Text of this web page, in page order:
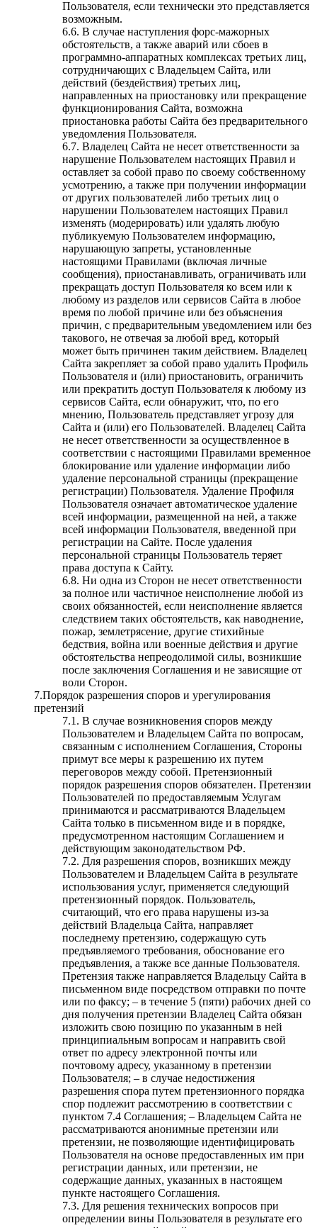
Пользователя, если технически это представляется
возможным.
6.6. В случае наступления форс-мажорных
обстоятельств, а также аварий или сбоев в
программно-аппаратных комплексах третьих лиц,
сотрудничающих с Владельцем Сайта, или
действий (бездействия) третьих лиц,
направленных на приостановку или прекращение
функционирования Сайта, возможна
приостановка работы Сайта без предварительного
уведомления Пользователя.
6.7. Владелец Сайта не несет ответственности за
нарушение Пользователем настоящих Правил и
оставляет за собой право по своему собственному
усмотрению, а также при получении информации
от других пользователей либо третьих лиц о
нарушении Пользователем настоящих Правил
изменять (модерировать) или удалять любую
публикуемую Пользователем информацию,
нарушающую запреты, установленные
настоящими Правилами (включая личные
сообщения), приостанавливать, ограничивать или
прекращать доступ Пользователя ко всем или к
любому из разделов или сервисов Сайта в любое
время по любой причине или без объяснения
причин, с предварительным уведомлением или без
такового, не отвечая за любой вред, который
может быть причинен таким действием. Владелец
Сайта закрепляет за собой право удалить Профиль
Пользователя и (или) приостановить, ограничить
или прекратить доступ Пользователя к любому из
сервисов Сайта, если обнаружит, что, по его
мнению, Пользователь представляет угрозу для
Сайта и (или) его Пользователей. Владелец Сайта
не несет ответственности за осуществленное в
соответствии с настоящими Правилами временное
блокирование или удаление информации либо
удаление персональной страницы (прекращение
регистрации) Пользователя. Удаление Профиля
Пользователя означает автоматическое удаление
всей информации, размещенной на ней, а также
всей информации Пользователя, введенной при
регистрации на Сайте. После удаления
персональной страницы Пользователь теряет
права доступа к Сайту.
6.8. Ни одна из Сторон не несет ответственности
за полное или частичное неисполнение любой из
своих обязанностей, если неисполнение является
следствием таких обстоятельств, как наводнение,
пожар, землетрясение, другие стихийные
бедствия, война или военные действия и другие
обстоятельства непреодолимой силы, возникшие
после заключения Соглашения и не зависящие от
воли Сторон.
7.Порядок разрешения споров и урегулирования
претензий
7.1. В случае возникновения споров между
Пользователем и Владельцем Сайта по вопросам,
связанным с исполнением Соглашения, Стороны
примут все меры к разрешению их путем
переговоров между собой. Претензионный
порядок разрешения споров обязателен. Претензии
Пользователей по предоставляемым Услугам
принимаются и рассматриваются Владельцем
Сайта только в письменном виде и в порядке,
предусмотренном настоящим Соглашением и
действующим законодательством РФ.
7.2. Для разрешения споров, возникших между
Пользователем и Владельцем Сайта в результате
использования услуг, применяется следующий
претензионный порядок. Пользователь,
считающий, что его права нарушены из-за
действий Владельца Сайта, направляет
последнему претензию, содержащую суть
предъявляемого требования, обоснование его
предъявления, а также все данные Пользователя.
Претензия также направляется Владельцу Сайта в
письменном виде посредством отправки по почте
или по факсу; – в течение 5 (пяти) рабочих дней со
дня получения претензии Владелец Сайта обязан
изложить свою позицию по указанным в ней
принципиальным вопросам и направить свой
ответ по адресу электронной почты или
почтовому адресу, указанному в претензии
Пользователя; – в случае недостижения
разрешения спора путем претензионного порядка
спор подлежит рассмотрению в соответствии с
пунктом 7.4 Соглашения; – Владельцем Сайта не
рассматриваются анонимные претензии или
претензии, не позволяющие идентифицировать
Пользователя на основе предоставленных им при
регистрации данных, или претензии, не
содержащие данных, указанных в настоящем
пункте настоящего Соглашения.
7.3. Для решения технических вопросов при
определении вины Пользователя в результате его